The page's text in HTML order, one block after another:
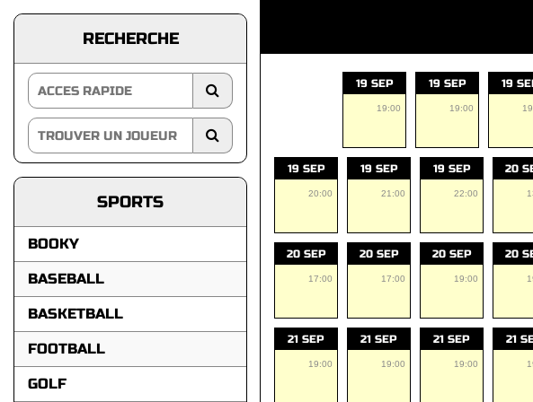
RECHERCHE
SPORTS
BOOKY
BASEBALL
BASKETBALL
FOOTBALL
GOLF
19 SEP
19:00
19 SEP
19:00
19
19 SEP
20:00
19 SEP
21:00
19 SEP
22:00
20
20 SEP
17:00
20 SEP
17:00
20 SEP
19:00
20
21 SEP
19:00
21 SEP
19:00
21 SEP
19:00
21